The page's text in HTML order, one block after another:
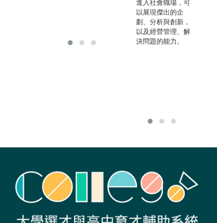
方式，協助學生溝
通協作的技巧。
進入社會職場，可
以展現傑出的企
劃、分析與創新，
以及經營管理、解
決問題的能力。